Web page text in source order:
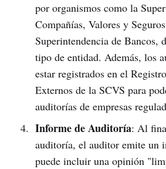
por organismos como la
Compañías, Valores y
Superintendencia de Bancos,
tipo de entidad. Además, los
estar registrados en el
Externos de la SCVS para
auditorías de empresas
Informe de Auditoría: Al
auditoría, el auditor emite un
puede incluir una opinión